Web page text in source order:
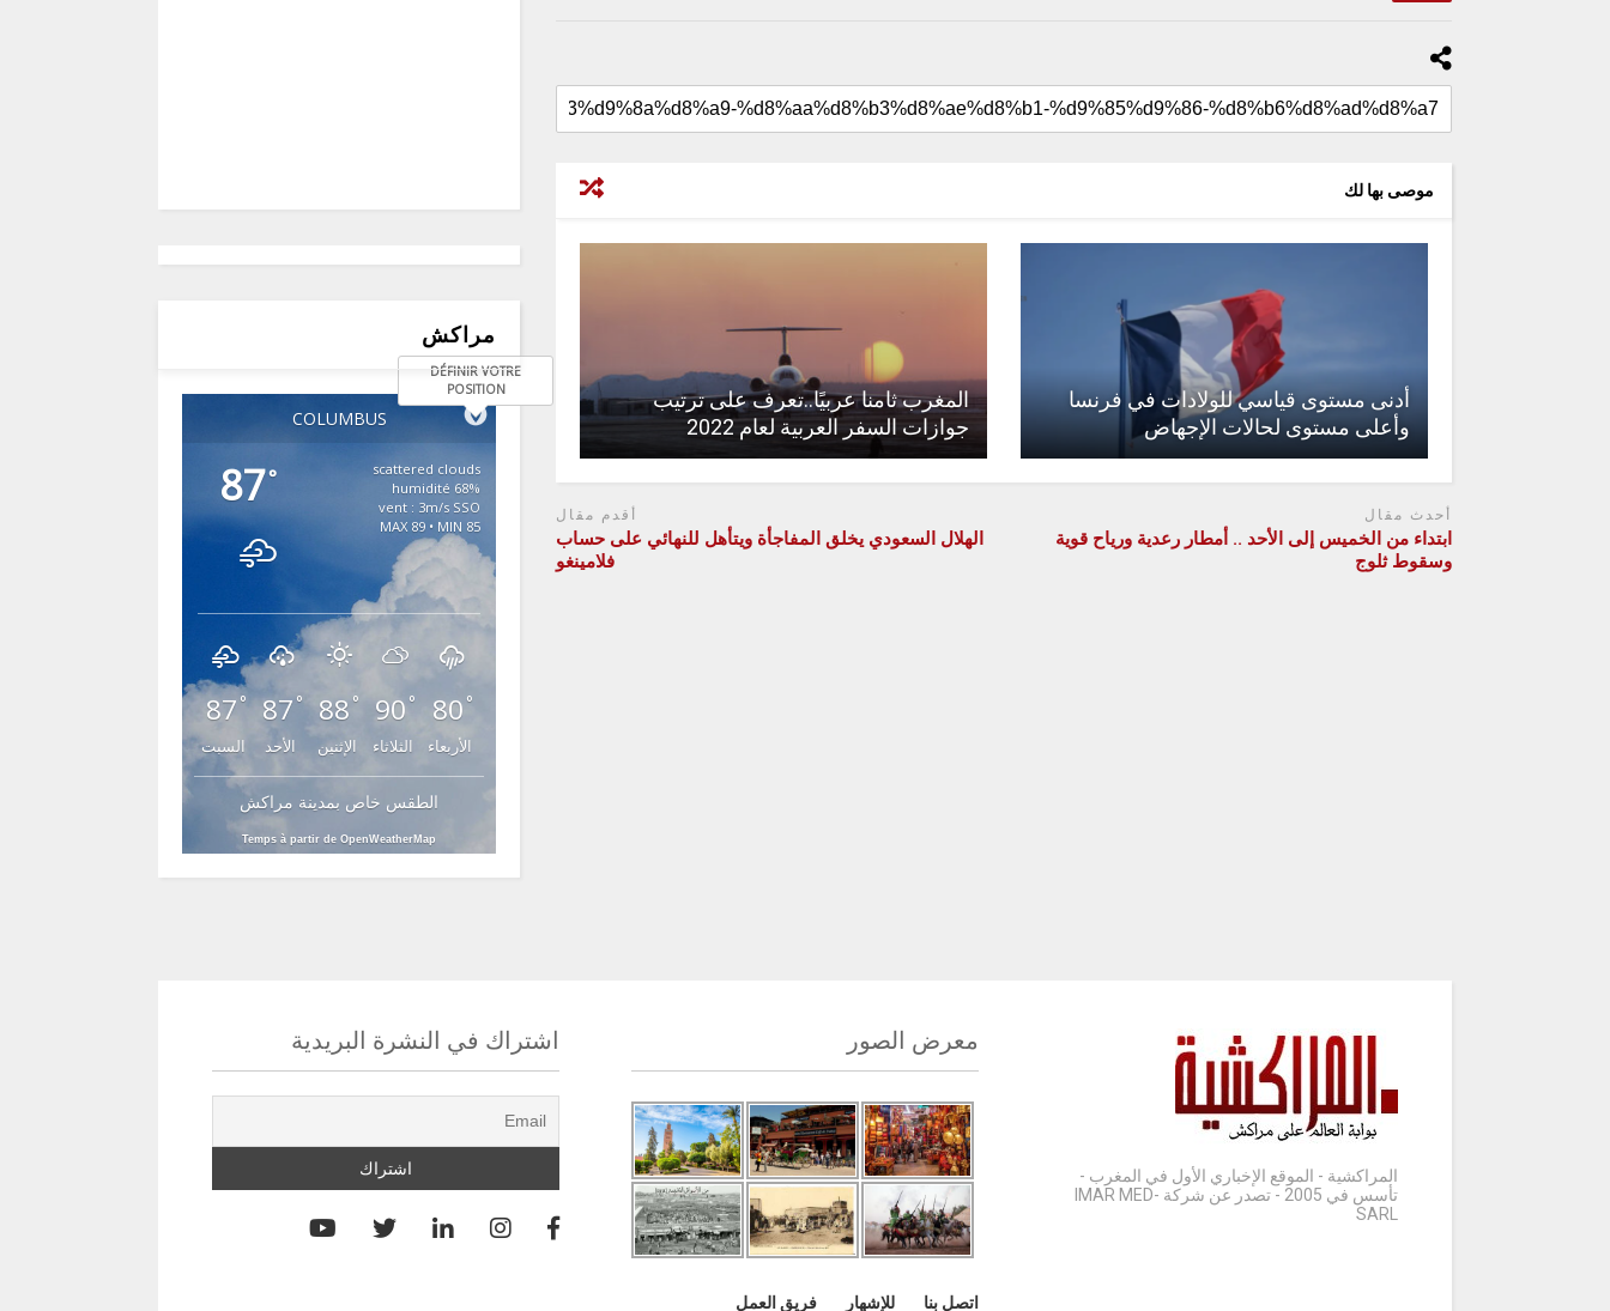
موصى بها لك
أدنى مستوى قياسي للولادات في فرنسا
وأعلى مستوى لحالات الإجهاض
المغرب ثامنا عربيًا..تعرف على ترتيب
جوازات السفر العربية لعام 2022
أحدث مقال
ابتداء من الخميس إلى الأحد .. أمطار رعدية ورياح قوية
وسقوط ثلوج
أقدم مقال
الهلال السعودي يخلق المفاجأة ويتأهل للنهائي على حساب
فلامينغو
مراكش
COLUMBUS
DÉFINIR VOTRE
POSITION
87°
scattered clouds
68% humidité
vent : 3m/s SSO
MAX 89 • MIN 85
87 °
السبت
87 °
الأحد
88 °
الإثنين
90 °
الثلاثاء
80 °
الأربعاء
الطقس خاص بمدينة مراكش
Temps à partir de OpenWeatherMap
المراكشية - الموقع الإخباري الأول في المغرب -
تأسس في 2005 - تصدر عن شركة IMAR MED-
SARL
معرض الصور
اتصل بنا للإشهار فريق العمل
اشتراك في النشرة البريدية